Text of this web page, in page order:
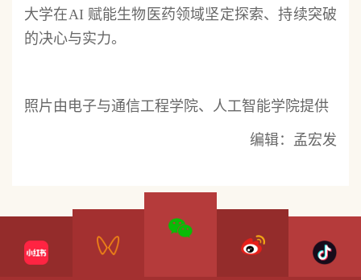
大学在AI 赋能生物医药领域坚定探索、持续突破
的决心与实力。
照片由电子与通信工程学院、 人工智能学院提供
编辑：孟宏发